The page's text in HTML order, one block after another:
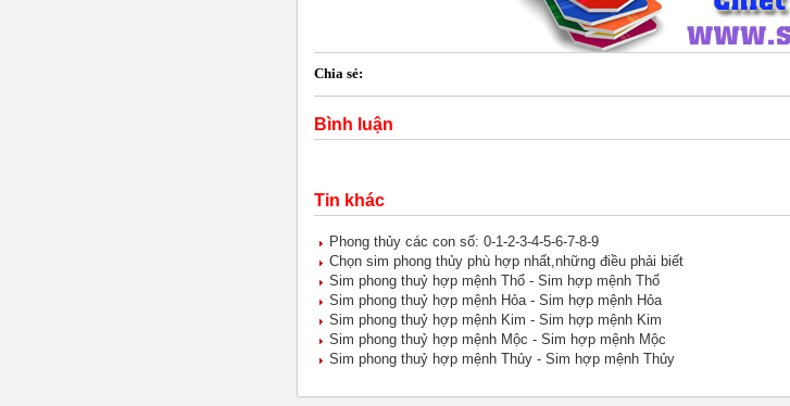
Chia sẻ:
Bình luận
Tin khác
Phong thủy các con số: 0-1-2-3-4-5-6-7-8-9
Chọn sim phong thủy phù hợp nhất,những điều phải biết
Sim phong thuỷ hợp mệnh Thổ - Sim hợp mệnh Thổ
Sim phong thuỷ hợp mệnh Hỏa - Sim hợp mệnh Hỏa
Sim phong thuỷ hợp mệnh Kim - Sim hợp mệnh Kim
Sim phong thuỷ hợp mệnh Mộc - Sim hợp mệnh Mộc
Sim phong thuỷ hợp mệnh Thủy - Sim hợp mệnh Thủy